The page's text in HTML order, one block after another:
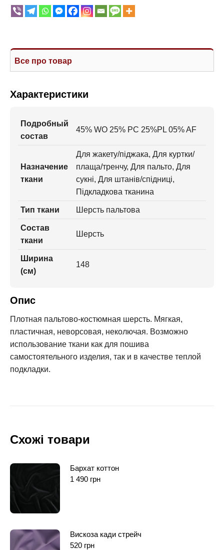
Все про товар
Характеристики
Подробный
состав
45% WO 25% PC 25%PL 05% AF
Назначение
ткани
Для жакету/піджака, Для куртки/
плаща/тренчу, Для пальто, Для
сукні, Для штанів/спідниці,
Підкладкова тканина
Тип ткани Шерсть пальтова
Состав
ткани
Шерсть
Ширина
(см)
148
Опис
Плотная пальтово-костюмная шерсть. Мягкая,
пластичная, неворсовая, неколючая. Возможно
использование ткани как для пошива
самостоятельного изделия, так и в качестве теплой
подкладки.
Схожі товари
Бархат коттон
1 490 грн
Вискоза кади стрейч
520 грн